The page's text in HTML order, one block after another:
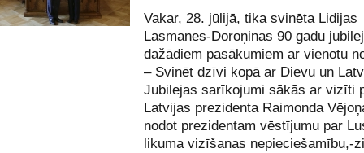
Vakar, 28. jūlijā, tika svinēta Lidijas
Lasmanes-Doroņinas 90 gadu
dažādiem pasākumiem ar vienotu
– Svinēt dzīvi kopā ar Dievu un
Jubilejas sarīkojumi sākās ar vizīti
Latvijas prezidenta Raimonda
nodot prezidentam vēstījumu par
likuma vizīšanas nepieciešamību,-